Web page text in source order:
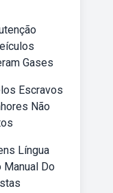
Gases
Escravos
Não
Língua
Manual Do